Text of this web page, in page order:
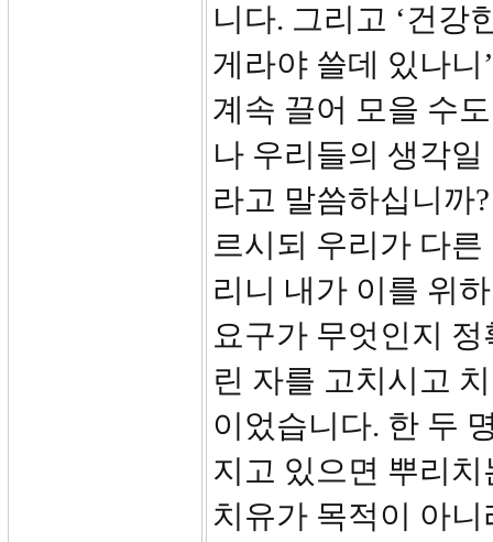
니다. 그리고 ‘건강
게라야 쓸데 있나
계속 끌어 모을 수
나 우리들의 생각
라고 말씀하십니까
르시되 우리가 다
리니 내가 이를 위
요구가 무엇인지
린 자를 고치시고
이었습니다. 한 두
지고 있으면 뿌리
치유가 목적이 아